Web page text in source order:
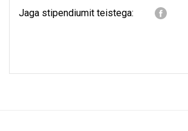
Jaga stipendiumit teistega: